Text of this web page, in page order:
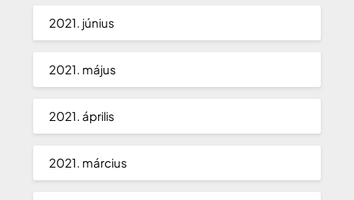
2021. június
2021. május
2021. április
2021. március